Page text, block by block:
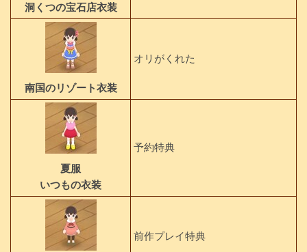
洞くつの宝石店衣装
南国のリゾート衣装
オリがくれた
夏服
いつもの衣装
予約特典
前作プレイ特典